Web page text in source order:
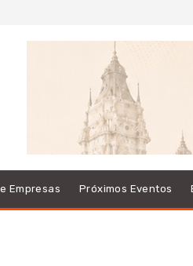
Empresas Próximos Eventos